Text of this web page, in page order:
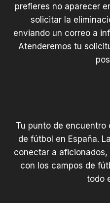
prefieres no aparecer
solicitar la
enviando un correo a
Atenderemos tu
Tu punto de encuentro
de fútbol en España.
conectar a
con los campos de
todo